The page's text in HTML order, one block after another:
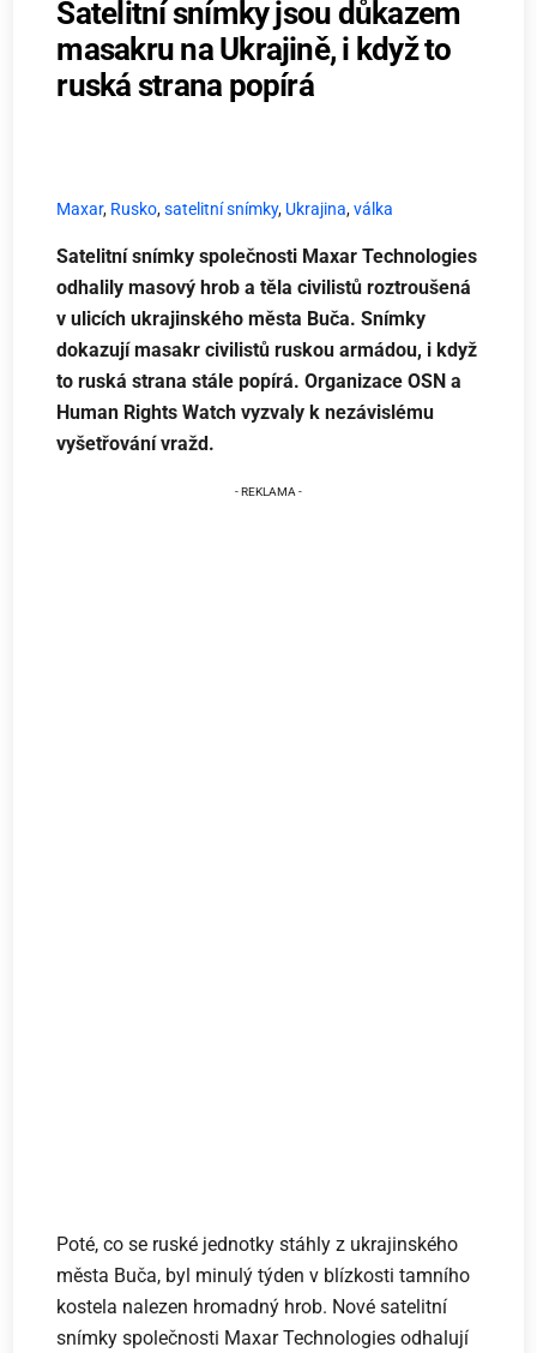
Satelitní snímky jsou důkazem
masakru na Ukrajině, i když to
ruská strana popírá
Maxar, Rusko,satelitní snímky, Ukrajina,válka
Satelitní snímky společnosti Maxar Technologies
odhalily masový hrob a těla civilistů roztroušená
v ulicích ukrajinského města Buča. Snímky
dokazují masakr civilistů ruskou armádou, i když
to ruská strana stále popírá. Organizace OSN a
Human Rights Watch vyzvaly k nezávislému
vyšetřování vražd.
Poté, co se ruské jednotky stáhly z ukrajinského
města Buča, byl minulý týden v blízkosti tamního
kostela nalezen hromadný hrob. Nové satelitní
snímky společnosti Maxar Technologies odhalují